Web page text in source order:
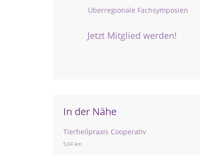
Überregionale Fachsymposien
Jetzt Mitglied werden!
In der Nähe
Tierheilpraxis Cooperativ
5,04 km